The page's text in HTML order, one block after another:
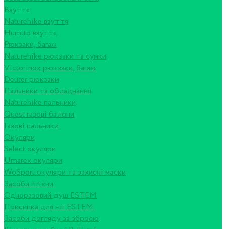
Взуття
Naturehike взуття
Humtto взуття
Рюкзаки, багаж
Naturehike рюкзаки та сумки
Victorinox рюкзаки, багаж
Deuter рюкзаки
Пальники та обладнання
Naturehike пальники
Quest газові балони
Газові пальники
Окуляри
Select окуляри
Umarex окуляри
WoSport окуляри та захисні маски
Засоби гігієни
Одноразовий душ ESTEM
Присипка для ніг ESTEM
Засоби догляду за зброєю